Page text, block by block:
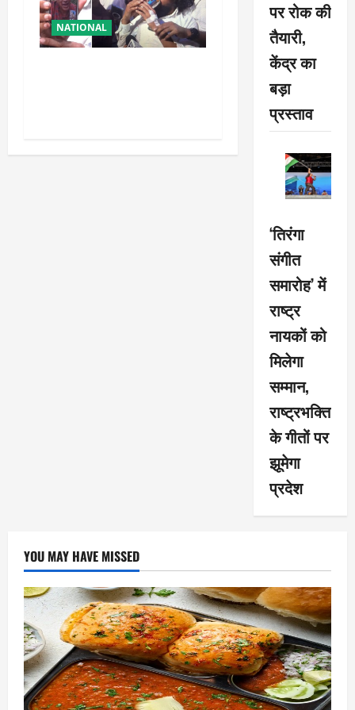
NATIONAL
पर रोक की
तैयारी,
केंद्र का
बड़ा
प्रस्ताव
‘तिरंगा
संगीत
समारोह’ में
राष्ट्र
नायकों को
मिलेगा
सम्मान,
राष्ट्रभक्ति
के गीतों पर
झूमेगा
प्रदेश
YOU MAY HAVE MISSED